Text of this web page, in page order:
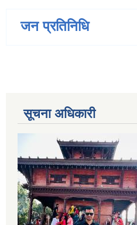
जन प्रतिनिधि
सूचना अधिकारी